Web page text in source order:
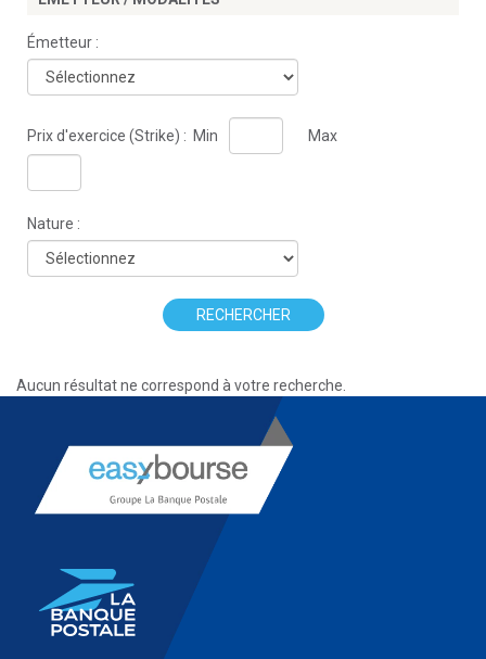
Émetteur :
Prix d'exercice (Strike) : Min Max
Nature :
RECHERCHER
Aucun résultat ne correspond à votre recherche.